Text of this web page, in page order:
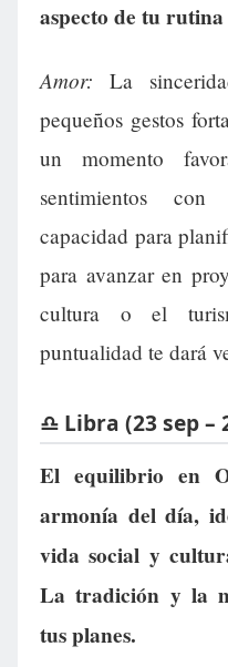
aspecto de tu
Amor: La
pequeños gestos
un momento
sentimientos
capacidad para
para avanzar en
cultura o el
puntualidad te dará
♎ Libra (23 sep –
El equilibrio en
armonía del día,
vida social y
La tradición y la
tus planes.